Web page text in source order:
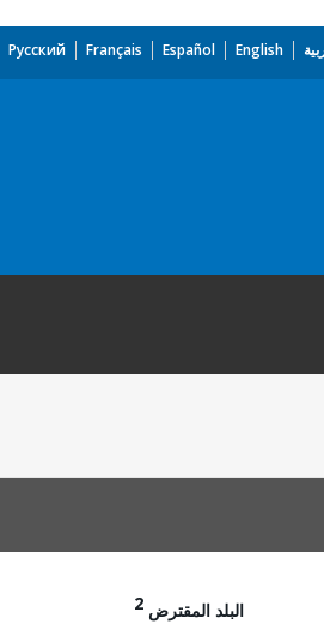
English
Español
Français
Русский
البلد المقترض 2